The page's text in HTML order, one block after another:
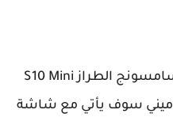
سلسلة Samsung Galaxy S هي واحدة من الطرازات الرائدة. للمرة الأولى ، ستطلق سامسونج الطراز S10 Mini
على مستوى العالم للتنافس مع أجهزة Apple iPhone XR. سامسونج جالكسي S10 ميني سوف يأتي مع شاشة